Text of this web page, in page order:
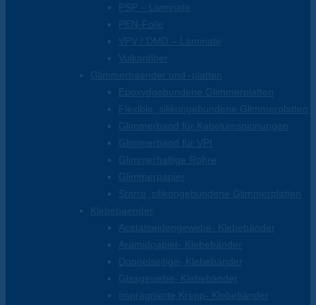
PSP – Laminate
PEN-Folie
VPV / DMD – Laminate
Vulkanfiber
Glimmerbaender und -platten
Epoxydgebundene Glimmerplatten
Flexible, silikongebundene Glimmerplatten
Glimmerband für Kabelumspinnungen
Glimmerband für VPI
Glimmerhaltige Rohre
Glimmerpapier
Starre, silikongebundene Glimmerplatten
Klebebaender
Acetatseidengewebe- Klebebänder
Aramidpapier- Klebebänder
Doppelseitige- Klebebänder
Glasgewebe- Klebebänder
Imprägnierte Krepp- Klebebänder